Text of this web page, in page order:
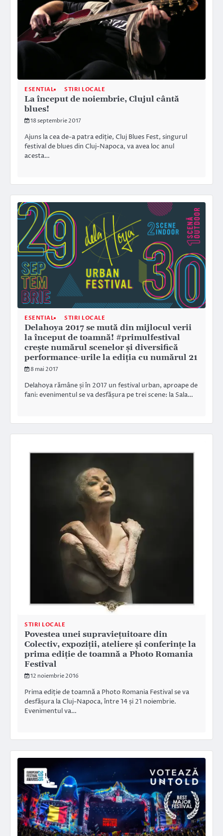
ESENTIAL STIRI LOCALE
La început de noiembrie, Clujul cântă
blues!
18 septembrie 2017
Ajuns la cea de-a patra ediție, Cluj Blues Fest, singurul
festival de blues din Cluj-Napoca, va avea loc anul
acesta…
ESENTIAL STIRI LOCALE
Delahoya 2017 se mută din mijlocul verii
la început de toamnă! #primulfestival
crește numărul scenelor și diversifică
performance-urile la ediția cu numărul 21
8 mai 2017
Delahoya rămâne și în 2017 un festival urban, aproape de
fani: evenimentul se va desfășura pe trei scene: la Sala…
STIRI LOCALE
Povestea unei supraviețuitoare din
Colectiv, expoziții, ateliere și conferințe la
prima ediție de toamnă a Photo Romania
Festival
12 noiembrie 2016
Prima ediție de toamnă a Photo Romania Festival se va
desfășura la Cluj-Napoca, între 14 și 21 noiembrie.
Evenimentul va…